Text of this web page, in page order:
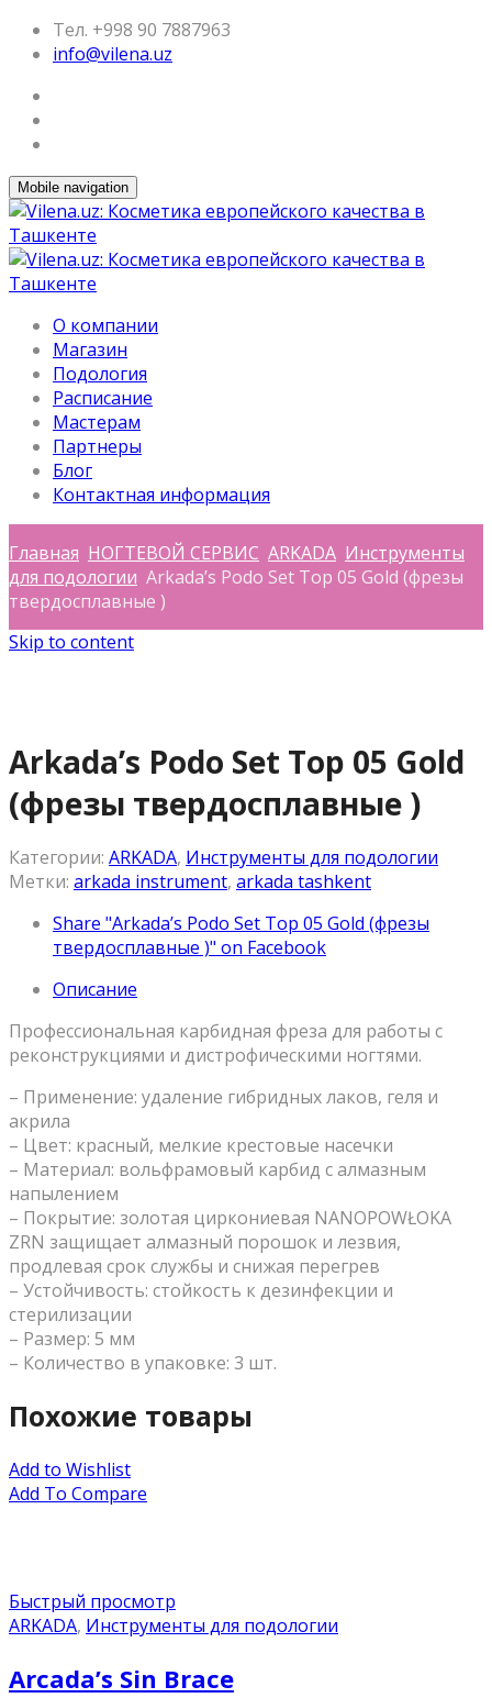
Тел. +998 90 7887963
info@vilena.uz
Mobile navigation
О компании
Магазин
Подология
Расписание
Мастерам
Партнеры
Блог
Контактная информация
Главная НОГТЕВОЙ СЕРВИС ARKADA Инструменты
для подологии Arkada’s Podo Set Top 05 Gold (фрезы
твердосплавные )
Skip to content
Arkada’s Podo Set Top 05 Gold
(фрезы твердосплавные )
Категории: ARKADA, Инструменты для подологии
Метки: arkada instrument, arkada tashkent
Share "Arkada’s Podo Set Top 05 Gold (фрезы
твердосплавные )" on Facebook
Описание
Профессиональная карбидная фреза для работы с
реконструкциями и дистрофическими ногтями.
– Применение: удаление гибридных лаков, геля и
акрила
– Цвет: красный, мелкие крестовые насечки
– Материал: вольфрамовый карбид с алмазным
напылением
– Покрытие: золотая циркониевая NANOPOWŁOKA
ZRN защищает алмазный порошок и лезвия,
продлевая срок службы и снижая перегрев
– Устойчивость: стойкость к дезинфекции и
стерилизации
– Размер: 5 мм
– Количество в упаковке: 3 шт.
Похожие товары
Add to Wishlist
Add To Compare
Быстрый просмотр
ARKADA, Инструменты для подологии
Arcada’s Sin Brace